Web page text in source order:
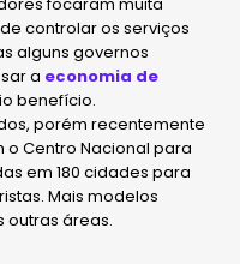
controlar os serviços
alguns governos
a economia de
benefício.
porém recentemente
Centro Nacional para
em 180 cidades para
Mais modelos
outras áreas.